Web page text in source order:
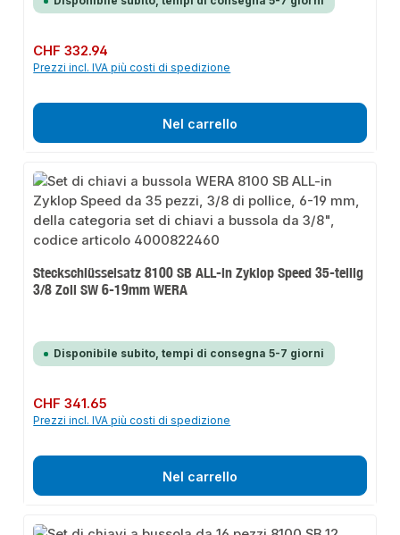
Prezzo normale:
CHF 332.94
Prezzi incl. IVA più costi di spedizione
Nel carrello
Steckschlüsselsatz 8100 SB ALL-in Zyklop Speed 35-teilig
3/8 Zoll SW 6-19mm WERA
Disponibile subito, tempi di consegna 5-7 giorni
Prezzo normale:
CHF 341.65
Prezzi incl. IVA più costi di spedizione
Nel carrello